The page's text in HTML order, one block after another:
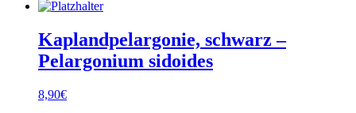
Kaplandpelargonie, schwarz –
Pelargonium sidoides
8,90€